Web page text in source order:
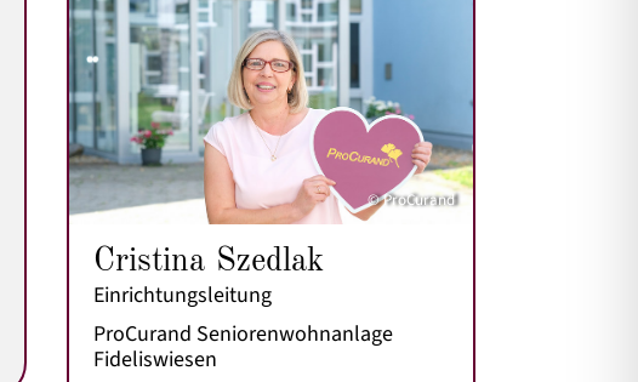
© ProCurand
Cristina Szedlak
Einrichtungsleitung
ProCurand Seniorenwohnanlage
Fideliswiesen